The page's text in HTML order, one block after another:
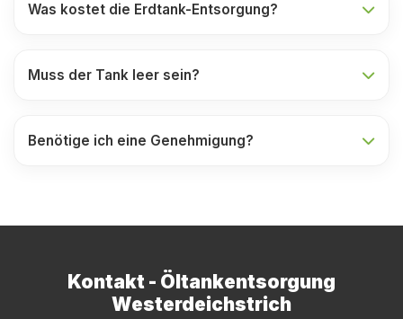
Was kostet die Erdtank-Entsorgung?
Muss der Tank leer sein?
Benötige ich eine Genehmigung?
Kontakt - Öltankentsorgung
Westerdeichstrich